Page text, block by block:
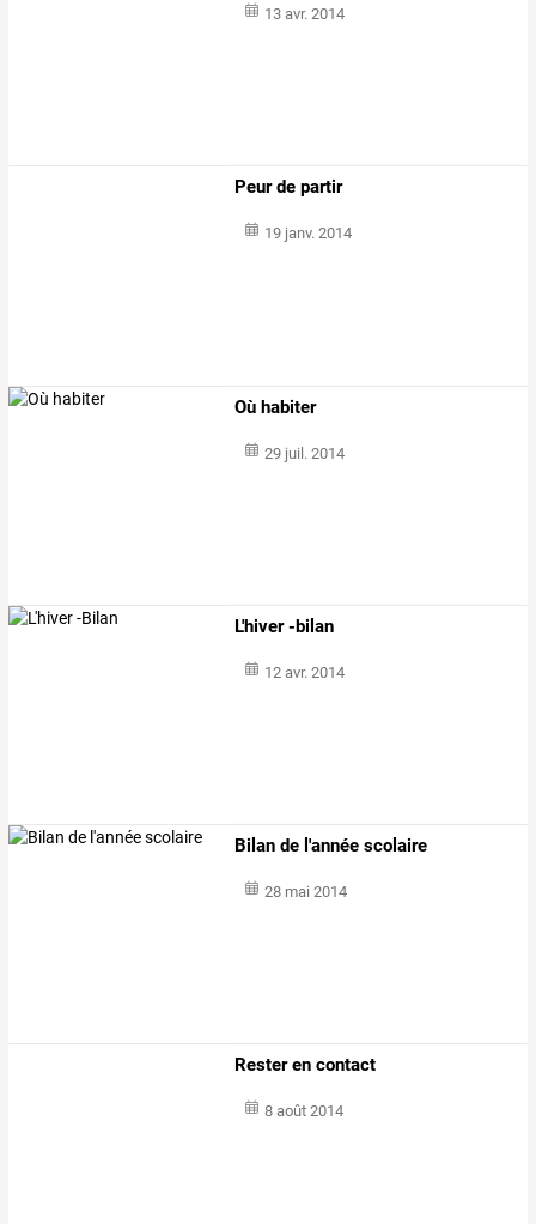
13 avr. 2014
Peur de partir
19 janv. 2014
Où habiter
29 juil. 2014
L'hiver -bilan
12 avr. 2014
Bilan de l'année scolaire
28 mai 2014
Rester en contact
8 août 2014